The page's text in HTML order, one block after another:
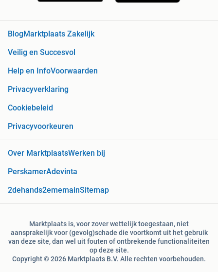
Blog Marktplaats Zakelijk
Veilig en Succesvol
Help en InfoVoorwaarden
Privacyverklaring
Cookiebeleid
Privacyvoorkeuren
Over MarktplaatsWerken bij
PerskamerAdevinta
2dehands2ememainSitemap
Marktplaats is, voor zover wettelijk toegestaan, niet
aansprakelijk voor (gevolg)schade die voortkomt uit het gebruik
van deze site, dan wel uit fouten of ontbrekende functionaliteiten
op deze site.
Copyright © 2026 Marktplaats B.V. Alle rechten voorbehouden.